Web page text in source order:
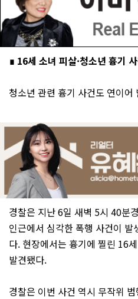
∎ 16세 소녀 피살·청소년 흉기
청소년 관련 흉기 사건도 연이어
경찰은 지난 6일 새벽 5시 40
인근에서 심각한 폭행 사건이
다. 현장에서는 흉기에 찔린 16
발견됐다.
경찰은 이번 사건 역시 무작위